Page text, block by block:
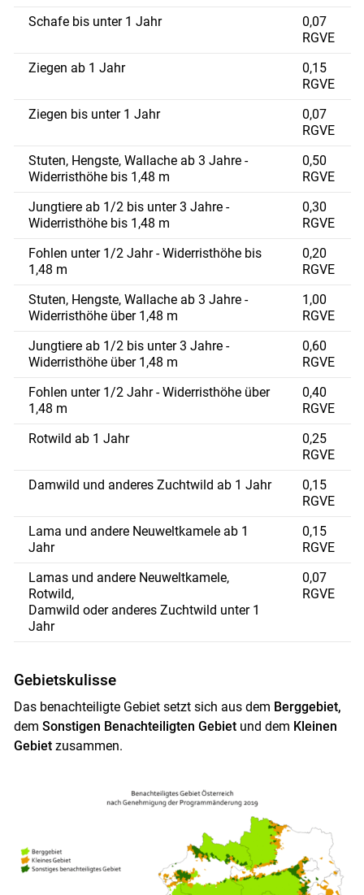
Schafe bis unter 1 Jahr
0,07
RGVE
Ziegen ab 1 Jahr
0,15
RGVE
Ziegen bis unter 1 Jahr
0,07
RGVE
Stuten, Hengste, Wallache ab 3 Jahre -
Widerristhöhe bis 1,48 m
0,50
RGVE
Jungtiere ab 1/2 bis unter 3 Jahre -
Widerristhöhe bis 1,48 m
0,30
RGVE
Fohlen unter 1/2 Jahr - Widerristhöhe bis
1,48 m
0,20
RGVE
Stuten, Hengste, Wallache ab 3 Jahre -
Widerristhöhe über 1,48 m
1,00
RGVE
Jungtiere ab 1/2 bis unter 3 Jahre -
Widerristhöhe über 1,48 m
0,60
RGVE
Fohlen unter 1/2 Jahr - Widerristhöhe über
1,48 m
0,40
RGVE
Rotwild ab 1 Jahr
0,25
RGVE
Damwild und anderes Zuchtwild ab 1 Jahr
0,15
RGVE
Lama und andere Neuweltkamele ab 1
Jahr
0,15
RGVE
Lamas und andere Neuweltkamele,
Rotwild,
Damwild oder anderes Zuchtwild unter 1
Jahr
0,07
RGVE
Gebietskulisse
Das benachteiligte Gebiet setzt sich aus dem Berggebiet,
dem Sonstigen Benachteiligten Gebietund dem Kleinen
Gebietzusammen.